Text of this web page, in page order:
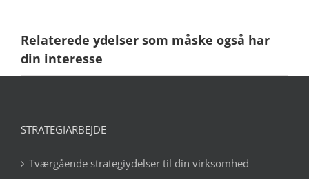
Relaterede ydelser som måske også har
din interesse
STRATEGIARBEJDE
Tværgående strategiydelser til din virksomhed